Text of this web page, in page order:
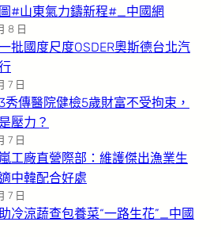
#山東氣力鑄新程#_中國網
8 日
批國度尺度OSDER奧斯德台北汽
7 日
秀傳醫院健檢5歲財富不受拘束，
壓力？
7 日
工廠直營際部：維護傑出漁業生
中韓配合好處
7 日
冷涼蔬查包養菜“一路生花”_中國